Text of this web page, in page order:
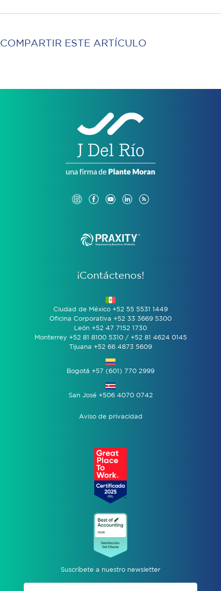
COMPARTIR ESTE ARTÍCULO
¡Contáctenos!
Ciudad de México +52 55 5531 1449
Oficina Corporativa +52 33 3669 5300
León +52 47 7152 1730
Monterrey +52 81 8100 5310 / +52 81 4624 0145
Tijuana +52 66 4873 5609
Bogotá +57 (601) 770 2999
San José +506 4070 0742
Aviso de privacidad
Suscríbete a nuestro newsletter